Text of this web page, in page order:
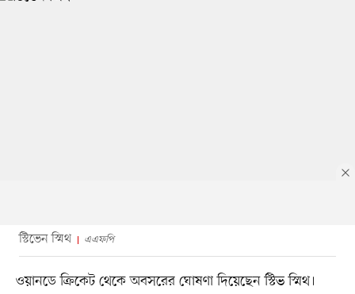
স্টিভেন স্মিথ এএফপি
ওয়ানডে ক্রিকেট থেকে অবসরের ঘোষণা দিয়েছেন স্টিভ স্মিথ।